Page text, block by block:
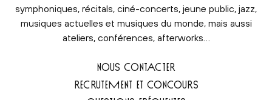
symphoniques, récitals, ciné-concerts, jeune public, jazz,
musiques actuelles et musiques du monde, mais aussi
ateliers, conférences, afterworks…
NOUS CONTACTER
RECRUTEMENT ET CONCOURS